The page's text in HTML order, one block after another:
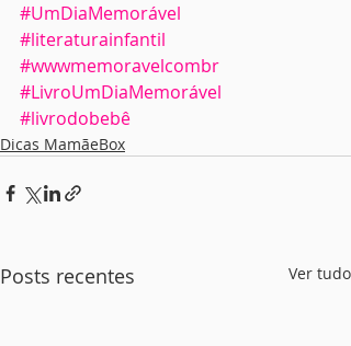
#UmDiaMemorável
#literaturainfantil
#wwwmemoravelcombr
#LivroUmDiaMemorável
#livrodobebê
Dicas MamãeBox
Posts recentes Ver tudo